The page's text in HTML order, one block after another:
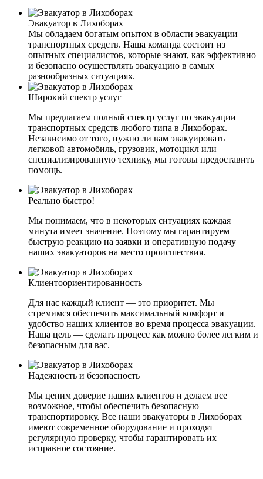
Эвакуатор в Лихоборах
Мы обладаем богатым опытом в области эвакуации
транспортных средств. Наша команда состоит из
опытных специалистов, которые знают, как эффективно
и безопасно осуществлять эвакуацию в самых
разнообразных ситуациях.
Широкий спектр услуг
Мы предлагаем полный спектр услуг по эвакуации
транспортных средств любого типа в Лихоборах.
Независимо от того, нужно ли вам эвакуировать
легковой автомобиль, грузовик, мотоцикл или
специализированную технику, мы готовы предоставить
помощь.
Реально быстро!
Мы понимаем, что в некоторых ситуациях каждая
минута имеет значение. Поэтому мы гарантируем
быструю реакцию на заявки и оперативную подачу
наших эвакуаторов на место происшествия.
Клиентоориентированность
Для нас каждый клиент — это приоритет. Мы
стремимся обеспечить максимальный комфорт и
удобство наших клиентов во время процесса эвакуации.
Наша цель — сделать процесс как можно более легким и
безопасным для вас.
Надежность и безопасность
Мы ценим доверие наших клиентов и делаем все
возможное, чтобы обеспечить безопасную
транспортировку. Все наши эвакуаторы в Лихоборах
имеют современное оборудование и проходят
регулярную проверку, чтобы гарантировать их
исправное состояние.